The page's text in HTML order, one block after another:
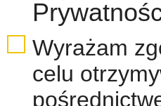
Wyrażam
celu